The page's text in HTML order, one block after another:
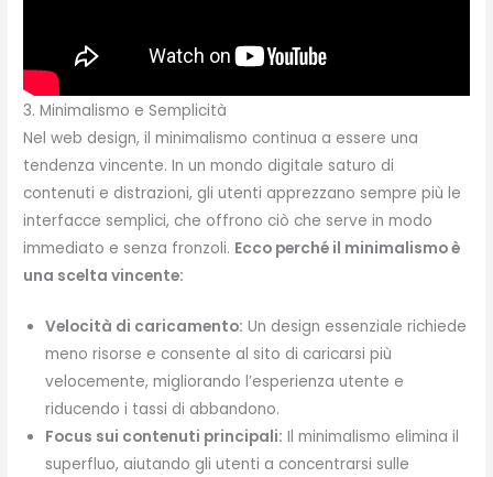
3. Minimalismo e Semplicità
Nel web design, il minimalismo continua a essere una
tendenza vincente. In un mondo digitale saturo di
contenuti e distrazioni, gli utenti apprezzano sempre più le
interfacce semplici, che offrono ciò che serve in modo
immediato e senza fronzoli. Ecco perché il minimalismo è
una scelta vincente:
Velocità di caricamento: Un design essenziale richiede
meno risorse e consente al sito di caricarsi più
velocemente, migliorando l’esperienza utente e
riducendo i tassi di abbandono.
Focus sui contenuti principali: Il minimalismo elimina il
superfluo, aiutando gli utenti a concentrarsi sulle